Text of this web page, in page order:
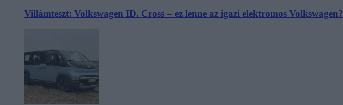
Villámteszt: Volkswagen ID. Cross – ez lenne az igazi elektromos Volkswagen?